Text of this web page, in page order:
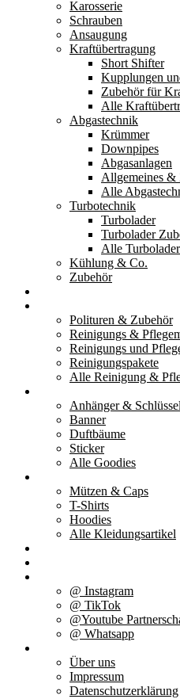
Karosserie
Schrauben
Ansaugung
Kraftübertragung
Short Shifter
Kupplungen
Zubehör für
Alle
Abgastechnik
Krümmer
Downpipes
Abgasanlagen
Allgemeines &
Alle
Turbotechnik
Turbolader
Turbolader
Alle
Kühlung & Co.
Zubehör
Polituren & Zubehör
Reinigungs &
Reinigungs und
Reinigungspakete
Alle Reinigung &
Anhänger &
Banner
Duftbäume
Sticker
Alle Goodies
Mützen & Caps
T-Shirts
Hoodies
Alle Kleidungsartikel
@ Instagram
@ TikTok
@Youtube
@ Whatsapp
Über uns
Impressum
Datenschutzerklärung